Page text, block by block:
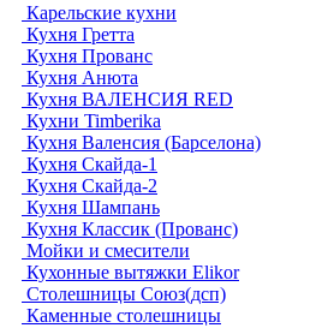
Карельские кухни
Кухня Гретта
Кухня Прованс
Кухня Анюта
Кухня ВАЛЕНСИЯ RED
Кухни Timberika
Кухня Валенсия (Барселона)
Кухня Скайда-1
Кухня Скайда-2
Кухня Шампань
Кухня Классик (Прованс)
Мойки и смесители
Кухонные вытяжки Elikor
Столешницы Союз(дсп)
Каменные столешницы